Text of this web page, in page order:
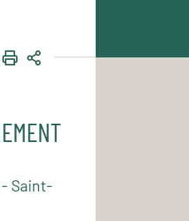
IMPRIMER
PARTAGER
Saint-